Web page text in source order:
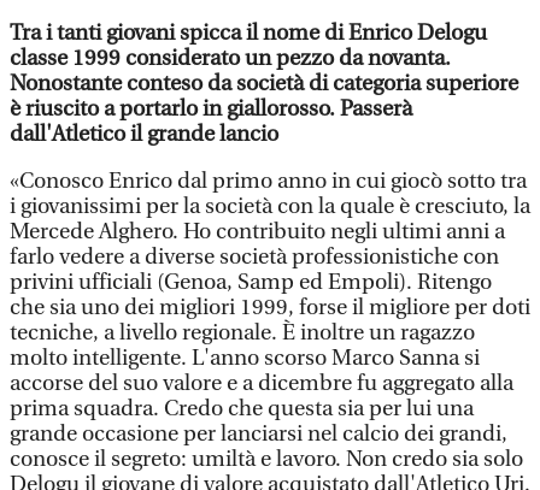
Tra i tanti giovani spicca il nome di Enrico Delogu
classe 1999 considerato un pezzo da novanta.
Nonostante conteso da società di categoria superiore
è riuscito a portarlo in giallorosso. Passerà
dall'Atletico il grande lancio
«Conosco Enrico dal primo anno in cui giocò sotto tra
i giovanissimi per la società con la quale è cresciuto, la
Mercede Alghero. Ho contribuito negli ultimi anni a
farlo vedere a diverse società professionistiche con
privini ufficiali (Genoa, Samp ed Empoli). Ritengo
che sia uno dei migliori 1999, forse il migliore per doti
tecniche, a livello regionale. È inoltre un ragazzo
molto intelligente. L'anno scorso Marco Sanna si
accorse del suo valore e a dicembre fu aggregato alla
prima squadra. Credo che questa sia per lui una
grande occasione per lanciarsi nel calcio dei grandi,
conosce il segreto: umiltà e lavoro. Non credo sia solo
Delogu il giovane di valore acquistato dall'Atletico Uri.